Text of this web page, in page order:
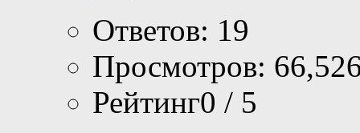
Ответов: 19
Просмотров:
Рейтинг0 / 5